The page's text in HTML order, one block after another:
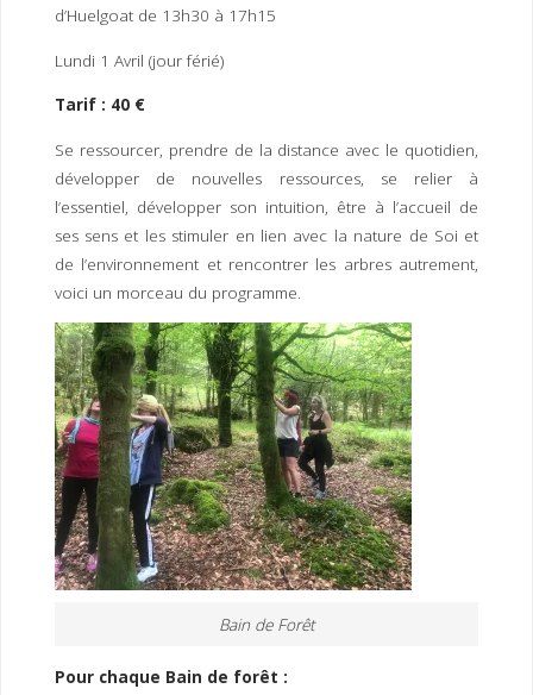
d’Huelgoat de 13h30 à 17h15
Lundi 1 Avril (jour férié)
Tarif : 40 €
Se ressourcer, prendre de la distance avec le quotidien,
développer de nouvelles ressources, se relier à
l’essentiel, développer son intuition, être à l’accueil de
ses sens et les stimuler en lien avec la nature de Soi et
de l’environnement et rencontrer les arbres autrement,
voici un morceau du programme.
Bain de Forêt
Pour chaque Bain de forêt :